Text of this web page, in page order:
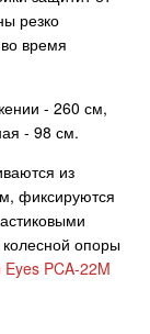
резко
время
- 260 см,
- 98 см.
из
фиксируются
опоры
Eyes PCA-22M